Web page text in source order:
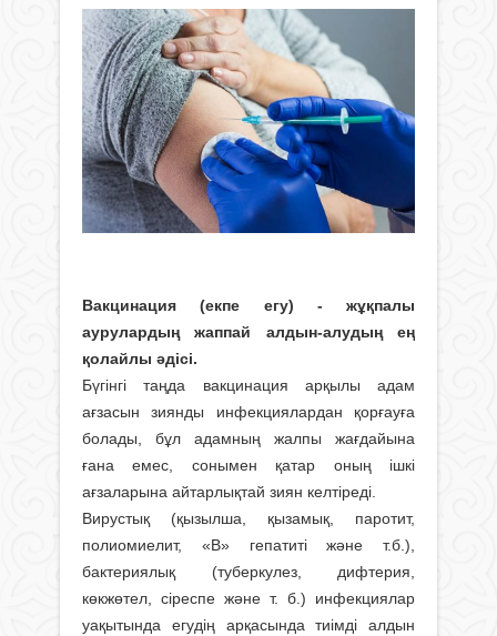
Вакцинация (екпе егу) - жұқпалы
аурулардың жаппай алдын-алудың ең
қолайлы әдісі.
Бүгінгі таңда вакцинация арқылы адам
ағзасын зиянды инфекциялардан қорғауға
болады, бұл адамның жалпы жағдайына
ғана емес, сонымен қатар оның ішкі
ағзаларына айтарлықтай зиян келтіреді.
Вирустық (қызылша, қызамық, паротит,
полиомиелит, «В» гепатиті және т.б.),
бактериялық (туберкулез, дифтерия,
көкжөтел, сіреспе және т. б.) инфекциялар
уақытында егудің арқасында тиімді алдын